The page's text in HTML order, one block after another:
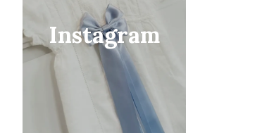
Instagram